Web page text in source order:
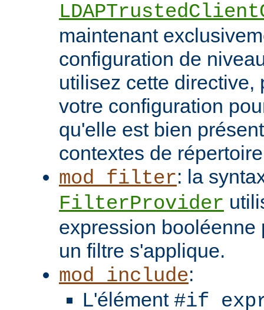
maintenant
configuration de
utilisez cette directive,
votre configuration
qu'elle est bien
contextes de
mod_filter: la
FilterProvider
expression booléenne
un filtre s'applique.
mod_include:
L'élément #if